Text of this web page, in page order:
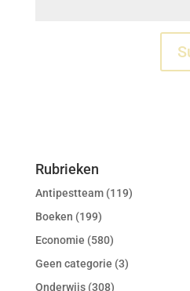
Rubrieken
Antipestteam(119)
Boeken (199)
Economie (580)
Geen categorie (3)
Onderwijs(308)